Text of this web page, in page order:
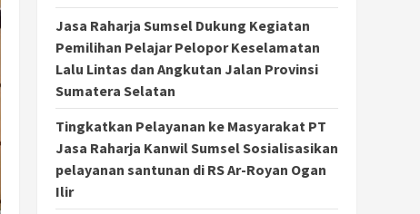
Jasa Raharja Sumsel Dukung Kegiatan
Pemilihan Pelajar Pelopor Keselamatan
Lalu Lintas dan Angkutan Jalan Provinsi
Sumatera Selatan
Tingkatkan Pelayanan ke Masyarakat PT
Jasa Raharja Kanwil Sumsel Sosialisasikan
pelayanan santunan di RS Ar-Royan Ogan
Ilir